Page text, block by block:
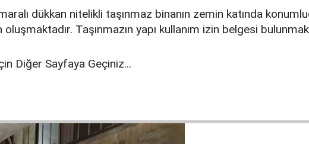
dükkan nitelikli taşınmaz binanın zemin katında
Taşınmazın yapı kullanım izin belgesi
Diğer Sayfaya Geçiniz...